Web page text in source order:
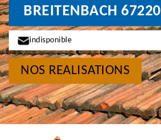
BREITENBACH 67220
indisponible
NOS REALISATIONS